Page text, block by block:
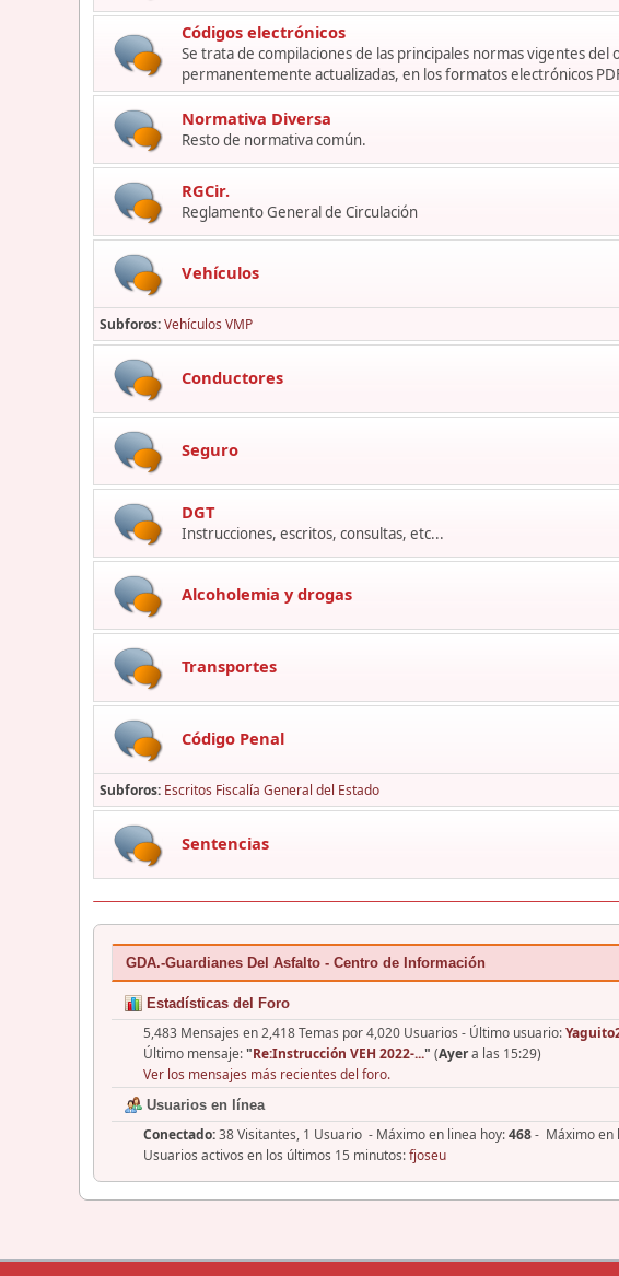
Códigos electrónicos
Se trata de compilaciones de las principales normas vigentes
permanentemente actualizadas, en los formatos electrónicos
Normativa Diversa
Resto de normativa común.
RGCir.
Reglamento General de Circulación
Vehículos
Subforos Vehículos VMP
Conductores
Seguro
DGT
Instrucciones, escritos, consultas, etc...
Alcoholemia y drogas
Transportes
Código Penal
Subforos Escritos Fiscalía General del Estado
Sentencias
GDA.-Guardianes Del Asfalto - Centro de Información
Estadísticas del Foro
5,483 Mensajes en 2,418 Temas por 4,020 Usuarios - Último usuario:
Último mensaje:"Re:Instrucción VEH 2022-..." (Ayera las 15:29)
Ver los mensajes más recientes del foro.
Usuarios en línea
Conectado:38 Visitantes, 1 Usuario - Máximo en linea hoy:468- Máximo en
Usuarios activos en los últimos 15 minutos:fjoseu